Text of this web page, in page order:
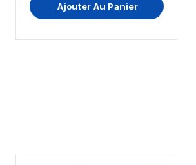
Ajouter Au Panier